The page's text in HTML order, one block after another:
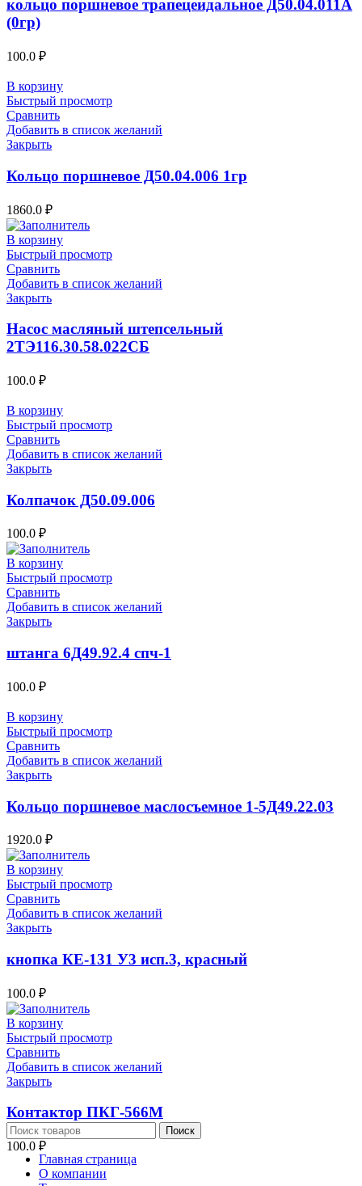
кольцо поршневое трапецеидальное Д50.04.011А
(0гр)
100.0 ₽
В корзину
Быстрый просмотр
Сравнить
Добавить в список желаний
Закрыть
Кольцо поршневое Д50.04.006 1гр
1860.0 ₽
В корзину
Быстрый просмотр
Сравнить
Добавить в список желаний
Закрыть
Насос масляный штепсельный
2ТЭ116.30.58.022СБ
100.0 ₽
В корзину
Быстрый просмотр
Сравнить
Добавить в список желаний
Закрыть
Колпачок Д50.09.006
100.0 ₽
В корзину
Быстрый просмотр
Сравнить
Добавить в список желаний
Закрыть
штанга 6Д49.92.4 спч-1
100.0 ₽
В корзину
Быстрый просмотр
Сравнить
Добавить в список желаний
Закрыть
Кольцо поршневое маслосъемное 1-5Д49.22.03
1920.0 ₽
В корзину
Быстрый просмотр
Сравнить
Добавить в список желаний
Закрыть
кнопка КЕ-131 У3 исп.3, красный
100.0 ₽
В корзину
Быстрый просмотр
Сравнить
Добавить в список желаний
Закрыть
Контактор ПКГ-566М
100.0 ₽
Поиск
Главная страница
О компании